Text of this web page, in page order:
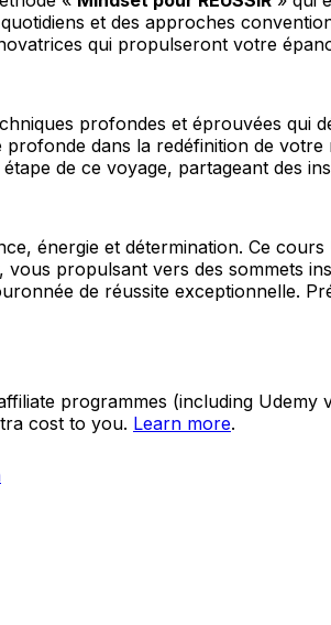
et des approches
qui propulseront votre
profondes et éprouvées qui
profonde dans la redéfinition de
de ce voyage, partageant des
énergie et détermination. Ce
propulsant vers des sommets
de réussite exceptionnelle.
programmes (including
cost to you. Learn more.